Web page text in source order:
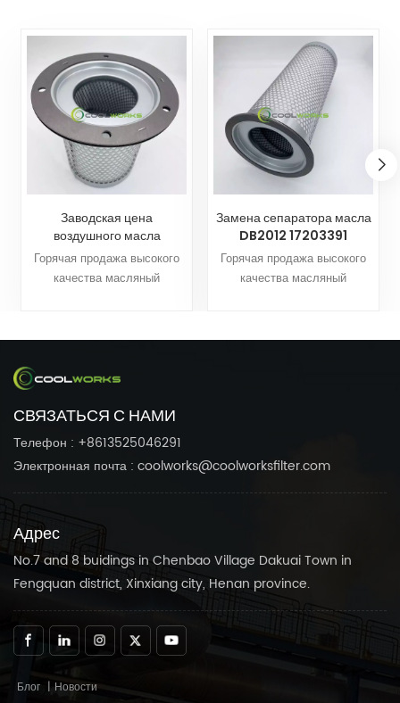
Заводская цена
воздушного масла
сепаратор CF23017220-
4 25300065-533
Горячая продажа высокого
качества масляный
033.CoolWorks Фильтры
компрессор подходит к
потребностям.Доверять
Coolworks Надежные
воздушный компрессор
работал плавно.
Замена сепаратора масла
DB2012 17203391
21203391 KV210-019 для
винтового компрессора
Горячая продажа высокого
качества масляный
KV210-019.CoolWorks
воздушный компрессор
работал плавно.
СВЯЗАТЬСЯ С НАМИ
Телефон : +8613525046291
Электронная почта : coolworks@coolworksfilter.com
Адрес
No.7 and 8 buidings in Chenbao Village Dakuai Town in
Fengquan district, Xinxiang city, Henan province.
Блог | Новости